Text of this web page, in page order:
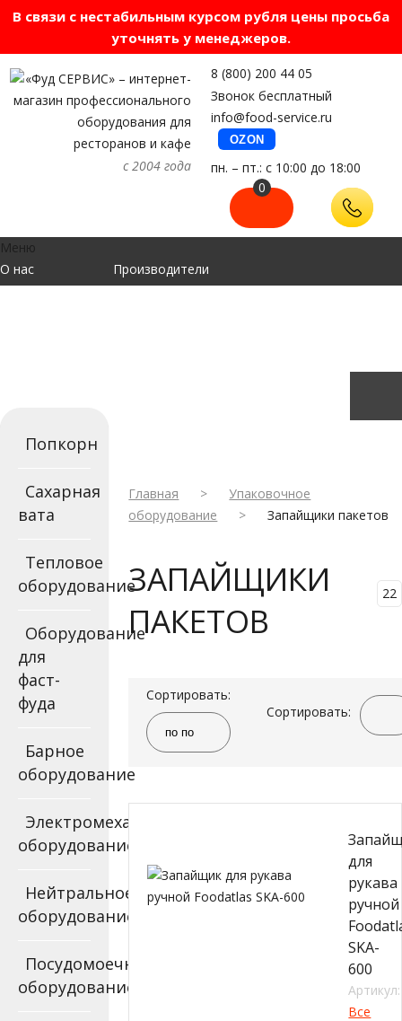
В связи с нестабильным курсом рубля цены просьба
уточнять у менеджеров.
с 2004 года
8 (800) 200 44 05
Звонок бесплатный
info@food-service.ru
OZON
пн. – пт.: с 10:00 до 18:00
0
Меню
О нас
Производители
Попкорн
Сахарная
вата
Тепловое
оборудование
Оборудование
для
фаст-
фуда
Барное
оборудование
Электромеханическое
оборудование
Нейтральное
оборудование
Посудомоечное
оборудование
Главная >
Упаковочное
оборудование
> Запайщики пакетов
ЗАПАЙЩИКИ
ПАКЕТОВ
22
Сортировать:
Сортировать:
для
рукава
ручной
SKA-
600
Артикул:
Все